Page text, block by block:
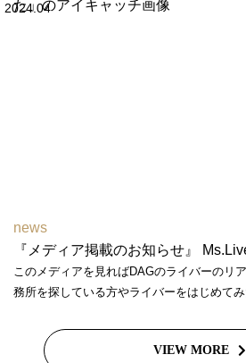
2024.04
news
『メディア掲載のお知らせ』
このメディアを見ればDAGのライバーのリ
務所を探している方やライバーをはじめてみ
VIEW MORE